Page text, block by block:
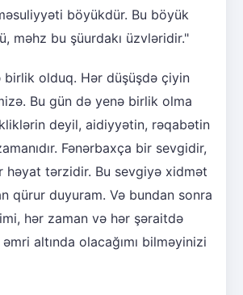
böyükdür. Bu böyük
məhz bu şüurdakı üzvləridir."
birlik olduq. Hər düşüşdə çiyin
Bu gün də yenə birlik olma
deyil, aidiyyətin, rəqabətin
Fənərbaxça bir sevgidir,
həyat tərzidir. Bu sevgiyə xidmət
qürur duyuram. Və bundan sonra
hər zaman və hər şəraitdə
əmri altında olacağımı bilməyinizi